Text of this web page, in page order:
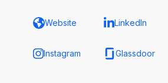
Website LinkedIn
Instagram Glassdoor